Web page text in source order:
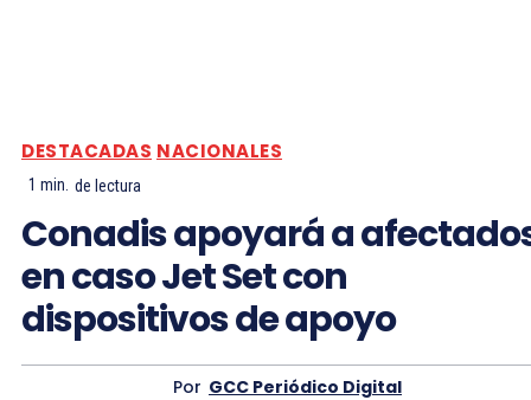
DESTACADAS NACIONALES
1 min. de lectura
Conadis apoyará a
en caso Jet Set con
dispositivos de apoyo
Por GCC Periódico Digital